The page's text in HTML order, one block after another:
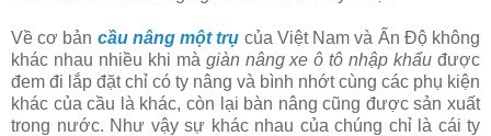
Về cơ bản cầu nâng một trụ của Việt Nam và Ấn Độ không
khác nhau nhiều khi mà giàn nâng xe ô tô nhập khẩu được
đem đi lắp đặt chỉ có ty nâng và bình nhớt cùng các phụ kiện
khác của cầu là khác, còn lại bàn nâng cũng được sản xuất
trong nước. Như vậy sự khác nhau của chúng chỉ là cái ty